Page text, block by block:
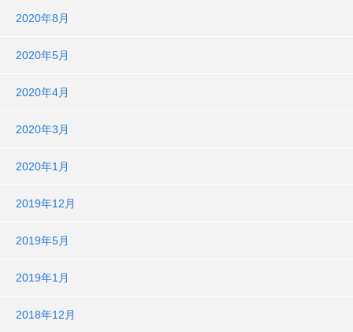
2020年8月
2020年5月
2020年4月
2020年3月
2020年1月
2019年12月
2019年5月
2019年1月
2018年12月